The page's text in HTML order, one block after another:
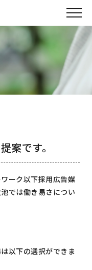
案です。
ーク以下採用広告媒
では働き易さについ
以下の選択ができま